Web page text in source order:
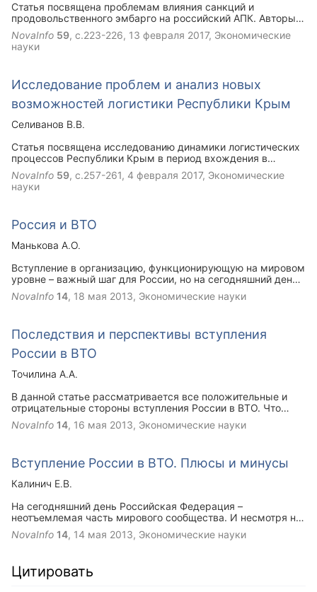
Статья посвящена проблемам влияния санкций и
продовольственного эмбарго на российский АПК. Авторы
отмечают значимость государственной поддержки
сельскому хозяйству.
NovaInfo 59, с.223-226, 13 февраля 2017, Экономические
науки
Исследование проблем и анализ новых
возможностей логистики Республики Крым
Селиванов В.В.
Статья посвящена исследованию динамики логистических
процессов Республики Крым в период вхождения в
законодательное поле Российской Федерации. Выявлены
основные приоритеты на пути дальнейшего развития
логистики. Отражены некоторые проблемы логистических
характеристика факторам, влияющим на формирование
NovaInfo 59, с.257-261, 4 февраля 2017, Экономические
науки
Россия и ВТО
Манькова А.О.
Вступление в организацию, функционирующую на мировом
уровне – важный шаг для России, но на сегодняшний день
невозможно однозначно оценить присоединение к ВТО.
NovaInfo 14, 18 мая 2013, Экономические науки
Последствия и перспективы вступления
России в ВТО
Точилина А.А.
В данной статье рассматривается все положительные и
отрицательные стороны вступления России в ВТО. Что
ожидает Россию в будущем, и оценка данной
деятельности.
NovaInfo 14, 16 мая 2013, Экономические науки
Вступление России в ВТО. Плюсы и минусы
Калинич Е.В.
На сегодняшний день Российская Федерация –
неотъемлемая часть мирового сообщества. И несмотря на
то, что каждая страна развивается по индивидуальному
пути экономического и политического развития, она не
государство вправе самостоятельно решать, принимать их
NovaInfo 14, 14 мая 2013, Экономические науки
Цитировать